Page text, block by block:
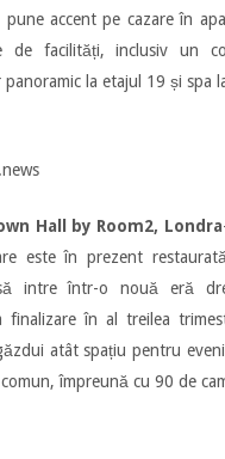
pune accent pe cazare în
de facilități, inclusiv un
panoramic la etajul 19 și spa
Hall by Room2, Londra
este în prezent
intre într-o nouă eră
finalizare în al treilea
atât spațiu pentru
împreună cu 90 de